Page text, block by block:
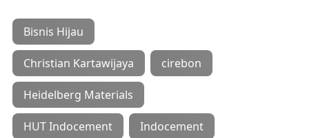
Bisnis Hijau
Christian Kartawijaya cirebon
Heidelberg Materials
HUT Indocement Indocement